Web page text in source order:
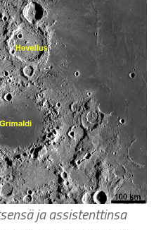
ja assistenttinsa